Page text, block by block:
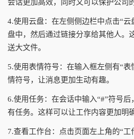
会话更加高效，同时又可以保护公司
4.使用云盘：在左侧侧边栏中点击“
盘中，然后通过链接分享给其他人。
送大文件。
5.使用表情符号：在输入框左侧有“
情符号，让消息更加生动有趣。
6.使用任务：在会话中输入“#”符号
有任务。这样可以让工作内容更加明
7.查看工作台：点击页面左上角的“